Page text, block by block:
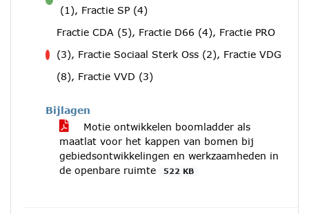
voor(1), Fractie SP (4)
Fractie CDA (5), Fractie D66 (4), Fractie PRO
(3), Fractie Sociaal Sterk Oss (2), Fractie VDG
(8), Fractie VVD (3)
Bijlagen
Motie ontwikkelen boomladder als
maatlat voor het kappen van bomen bij
gebiedsontwikkelingen en werkzaamheden in
de openbare ruimte
522 KB